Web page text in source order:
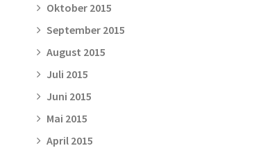
Oktober 2015
September 2015
August 2015
Juli 2015
Juni 2015
Mai 2015
April 2015